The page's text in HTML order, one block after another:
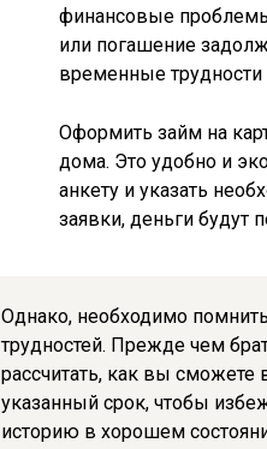
финансовые
или погашение
временные трудности
Оформить займ на
дома. Это удобно и
анкету и указать
заявки, деньги будут
Однако, необходимо
трудностей. Прежде чем
рассчитать, как вы сможете
указанный срок, чтобы
историю в хорошем